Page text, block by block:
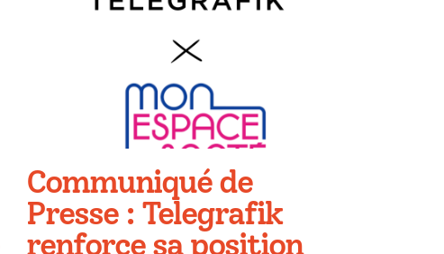
Communiqué de
Presse : Telegrafik
renforce sa position